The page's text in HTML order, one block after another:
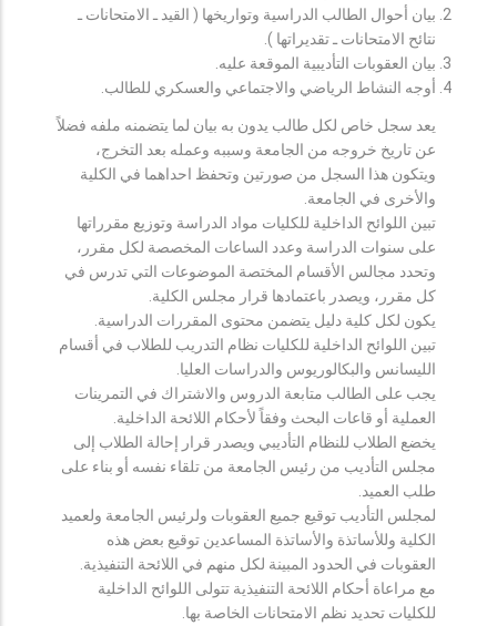
بيان أحوال الطالب الدراسية وتواريخها ( القيد ـ الامتحانات ـ
نتائح الامتحانات ـ تقديراتها ).
بيان العقوبات التأديبية الموقعة عليه.
أوجه النشاط الرياضي والاجتماعي والعسكري للطالب.
يعد سجل خاص لكل طالب يدون به بيان لما يتضمنه ملفه فضلاً
عن تاريخ خروجه من الجامعة وسببه وعمله بعد التخرج،
ويتكون هذا السجل من صورتين وتحفظ احداهما في الكلية
والأخرى في الجامعة.
تبين اللوائح الداخلية للكليات مواد الدراسة وتوزيع مقرراتها
على سنوات الدراسة وعدد الساعات المخصصة لكل مقرر،
وتحدد مجالس الأقسام المختصة الموضوعات التي تدرس في
كل مقرر، ويصدر باعتمادها قرار مجلس الكلية.
يكون لكل كلية دليل يتضمن محتوى المقررات الدراسية.
تبين اللوائح الداخلية للكليات نظام التدريب للطلاب في أقسام
الليسانس والبكالوريوس والدراسات العليا.
يجب على الطالب متابعة الدروس والاشتراك في التمرينات
العملية أو قاعات البحث وفقاً لأحكام اللائحة الداخلية.
يخضع الطلاب للنظام التأديبي ويصدر قرار إحالة الطلاب إلى
مجلس التأديب من رئيس الجامعة من تلقاء نفسه أو بناء على
طلب العميد.
لمجلس التأديب توقيع جميع العقوبات ولرئيس الجامعة ولعميد
الكلية وللأساتذة والأساتذة المساعدين توقيع بعض هذه
العقوبات في الحدود المبينة لكل منهم في اللائحة التنفيذية.
مع مراعاة أحكام اللائحة التنفيذية تتولى اللوائح الداخلية
للكليات تحديد نظم الامتحانات الخاصة بها.